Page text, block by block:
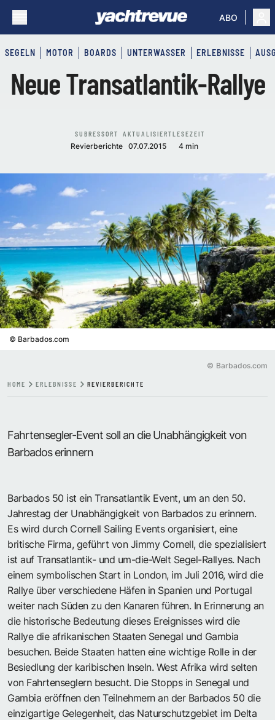
ABO
SEGELN MOTOR BOARDS UNTERWASSER ERLEBNISSE
Neue Transatlantik-Rallye
SUBRESSORT
Revierberichte
AKTUALISIERT
07.07.2015
LESEZEIT
4 min
© Barbados.com
© Barbados.com
HOME ERLEBNISSE REVIERBERICHTE
Fahrtensegler-Event soll an die Unabhängigkeit von
Barbados erinnern
Barbados 50 ist ein Transatlantik Event, um an den 50.
Jahrestag der Unabhängigkeit von Barbados zu erinnern.
Es wird durch Cornell Sailing Events organisiert, eine
britische Firma, geführt von Jimmy Cornell, die spezialisiert
ist auf Transatlantik- und um-die-Welt Segel-Rallyes. Nach
einem symbolischen Start in London, im Juli 2016, wird die
Rallye über verschiedene Häfen in Spanien und Portugal
weiter nach Süden zu den Kanaren führen. In Erinnerung an
die historische Bedeutung dieses Ereignisses wird die
Rallye die afrikanischen Staaten Senegal und Gambia
besuchen. Beide Staaten hatten eine wichtige Rolle in der
Besiedlung der karibischen Inseln. West Afrika wird selten
von Fahrtenseglern besucht. Die Stopps in Senegal und
Gambia eröffnen den Teilnehmern an der Barbados 50 die
einzigartige Gelegenheit, das Naturschutzgebiet im Delta